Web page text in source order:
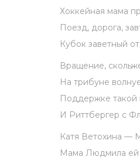
Хоккейная мама
Поезд, дорога,
Кубок заветный
Вращение,
На трибуне
Поддержке такой
И Риттбергер с
Катя Ветохина —
Мама Людмила ей